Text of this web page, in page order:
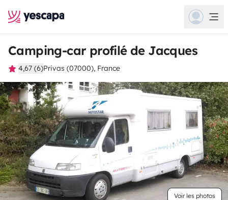
Camping-car profilé de Jacques
4,67 (6)Privas (07000), France
Voir les photos